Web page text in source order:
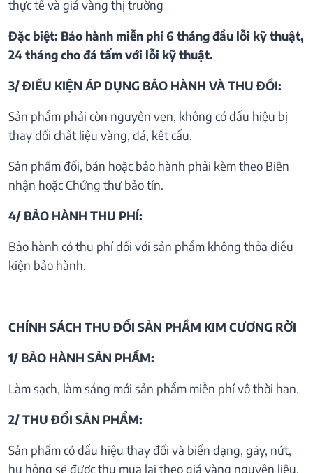
thực tế và giá vàng thị trường
Đặc biệt: Bảo hành miễn phí 6 tháng đầu lỗi kỹ thuật,
24 tháng cho đá tấm với lỗi kỹ thuật.
3/ ĐIỀU KIỆN ÁP DỤNG BẢO HÀNH VÀ THU ĐỒI:
Sản phẩm phải còn nguyên vẹn, không có dấu hiệu bị
thay đổi chất liệu vàng, đá, kết cấu.
Sản phẩm đổi, bán hoặc bảo hành phải kèm theo Biên
nhận hoặc Chứng thư bảo tín.
4/ BẢO HÀNH THU PHÍ:
Bảo hành có thu phí đối với sản phẩm không thỏa điều
kiện bảo hành.
CHÍNH SÁCH THU ĐỔI SẢN PHẦM KIM CƯƠNG RỜI
1/ BẢO HÀNH SẢN PHẨM:
Làm sạch, làm sáng mới sản phẩm miễn phí vô thời hạn.
2/ THU ĐỔI SẢN PHẨM:
Sản phẩm có dấu hiệu thay đổi và biến dạng, gãy, nứt,
hư hỏng sẽ được thu mua lại theo giá vàng nguyên liệu.